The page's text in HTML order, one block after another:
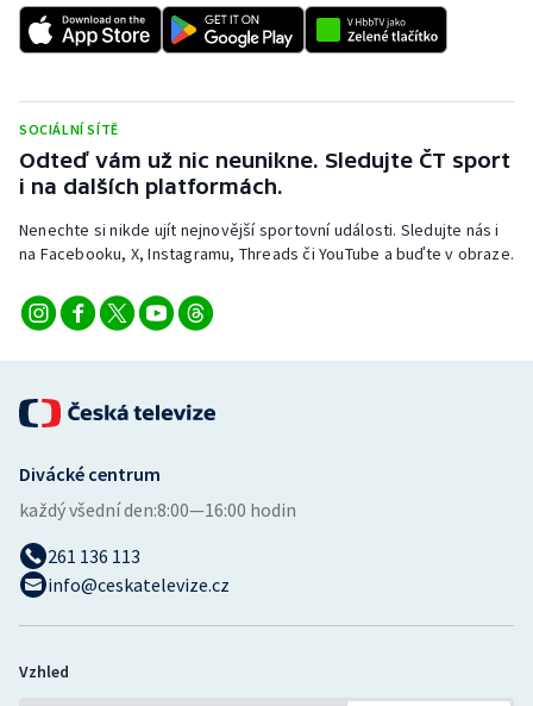
SOCIÁLNÍ SÍTĚ
Odteď vám už nic neunikne. Sledujte ČT sport
i na dalších platformách.
Nenechte si nikde ujít nejnovější sportovní události. Sledujte nás i
na Facebooku, X, Instagramu, Threads či YouTube a buďte v obraze.
Divácké centrum
každý všední den:8:00—16:00 hodin
261 136 113
info@ceskatelevize.cz
Vzhled